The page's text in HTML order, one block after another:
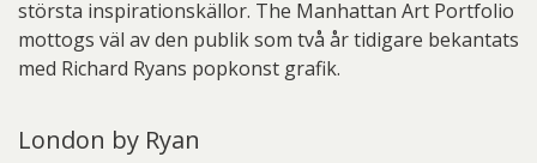
största inspirationskällor. The Manhattan Art Portfolio
mottogs väl av den publik som två år tidigare bekantats
med Richard Ryans popkonst grafik.
London by Ryan